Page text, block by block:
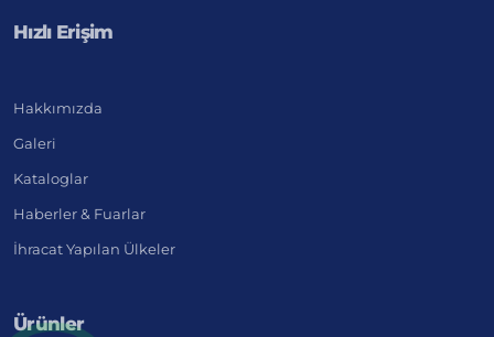
Hızlı Erişim
Hakkımızda
Galeri
Kataloglar
Haberler & Fuarlar
İhracat Yapılan Ülkeler
Ürünler